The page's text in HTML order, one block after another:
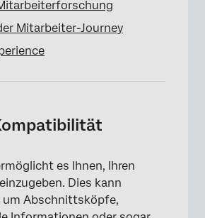
×
Mitarbeiter-Journey
es Ihnen, Ihren
Dies kann
um Abschnittsköpfe,